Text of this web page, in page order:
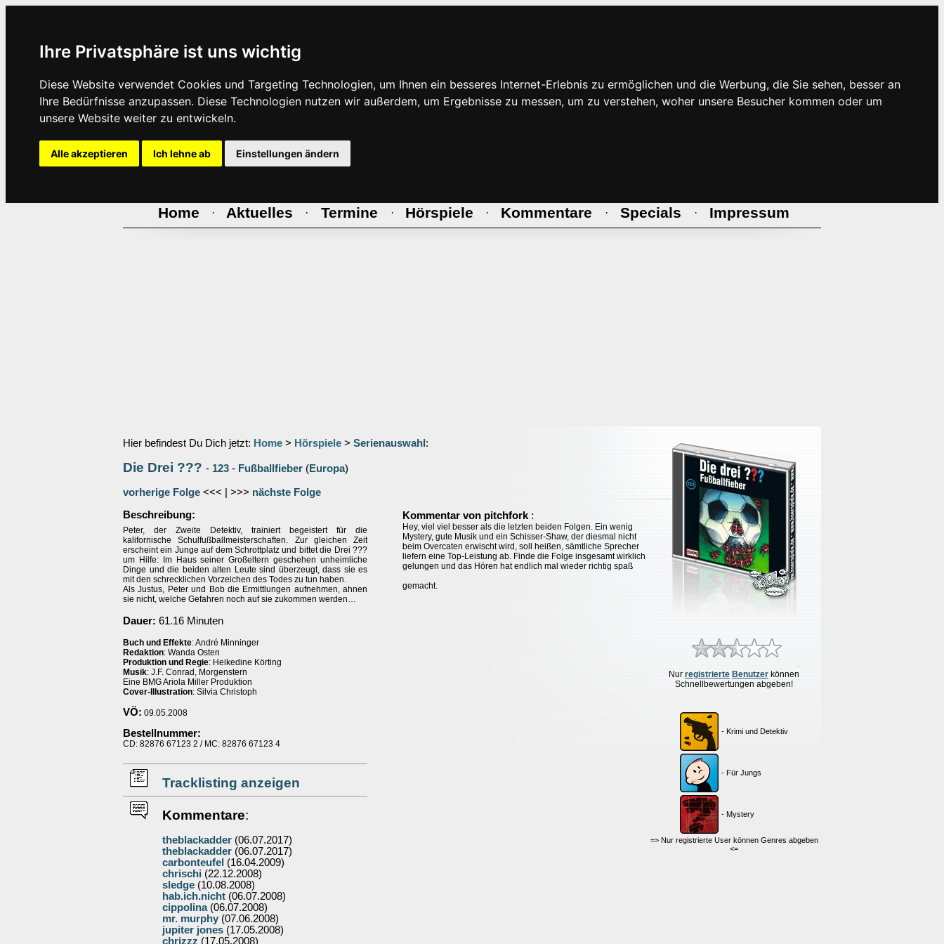
Ihre Privatsphäre ist uns wichtig
Diese Website verwendet Cookies und Targeting Technologien, um Ihnen ein besseres Internet-Erlebnis zu ermöglichen und die Werbung, die Sie sehen, besser an
Ihre Bedürfnisse anzupassen. Diese Technologien nutzen wir außerdem, um Ergebnisse zu messen, um zu verstehen, woher unsere Besucher kommen oder um
unsere Website weiter zu entwickeln.
Alle akzeptieren Ich lehne ab Einstellungen ändern
Home · Aktuelles · Termine · Hörspiele · Kommentare · Specials · Impressum
Hier befindest Du Dich jetzt: Home > Hörspiele > Serienauswahl :
Die Drei ??? - 123 - Fußballfieber (Europa)
vorherige Folge <<< | >>> nächste Folge
Nur registrierte Benutzer können
Schnellbewertungen abgeben!
- Krimi und Detektiv
- Für Jungs
- Mystery
=> Nur registrierte User können Genres abgeben
<=
Beschreibung:
Peter, der Zweite Detektiv, trainiert begeistert für die
kalifornische Schulfußballmeisterschaften. Zur gleichen Zeit
erscheint ein Junge auf dem Schrottplatz und bittet die Drei ???
um Hilfe: Im Haus seiner Großeltern geschehen unheimliche
Dinge und die beiden alten Leute sind überzeugt, dass sie es
mit den schrecklichen Vorzeichen des Todes zu tun haben.
Als Justus, Peter und Bob die Ermittlungen aufnehmen, ahnen
sie nicht, welche Gefahren noch auf sie zukommen werden…
Dauer: 61.16 Minuten
Buch und Effekte: André Minninger
Redaktion: Wanda Osten
Produktion und Regie: Heikedine Körting
Musik: J.F. Conrad, Morgenstern
Eine BMG Ariola Miller Produktion
Cover-Illustration: Silvia Christoph
VÖ: 09.05.2008
Bestellnummer:
CD: 82876 67123 2 / MC: 82876 67123 4
Tracklisting anzeigen
Kommentare:
theblackadder (06.07.2017)
theblackadder (06.07.2017)
carbonteufel (16.04.2009)
chrischi (22.12.2008)
sledge (10.08.2008)
hab.ich.nicht (06.07.2008)
cippolina(06.07.2008)
mr. murphy (07.06.2008)
jupiter jones (17.05.2008)
chrizzz (17.05.2008)
Kommentar von pitchfork :
Hey, viel viel besser als die letzten beiden Folgen. Ein wenig
Mystery, gute Musik und ein Schisser-Shaw, der diesmal nicht
beim Overcaten erwischt wird, soll heißen, sämtliche Sprecher
liefern eine Top-Leistung ab. Finde die Folge insgesamt wirklich
gelungen und das Hören hat endlich mal wieder richtig spaß
gemacht.